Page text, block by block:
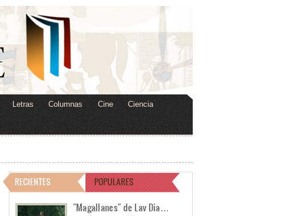
Letras Columnas Cine Ciencia
RECIENTES POPULARES
"Magallanes" de Lav Dia…